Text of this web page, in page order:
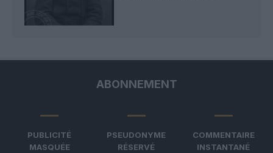
ABONNEMENT
PUBLICITÉ
MASQUÉE
PSEUDONYME
RÉSERVÉ
COMMENTAIRE
INSTANTANÉ